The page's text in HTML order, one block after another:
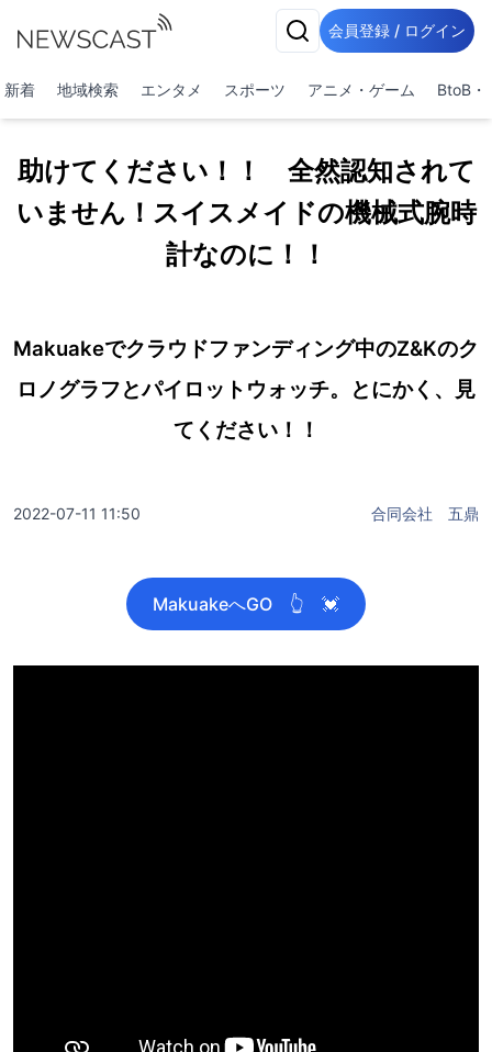
会員登録 / ログイン
新着 地域検索 エンタメ スポーツ アニメ・ゲーム BtoB・
助けてください！！ 全然認知されて
いません！スイスメイドの機械式腕時
計なのに！！
Makuakeでクラウドファンディング中のZ&Kのク
ロノグラフとパイロットウォッチ。とにかく、見
てください！！
2022-07-11 11:50 合同会社 五鼎
MakuakeへGO 👆 💓